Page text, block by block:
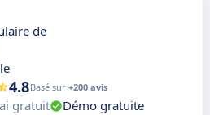
de
4.8Basé sur +200 avis
gratuit
Démo gratuite